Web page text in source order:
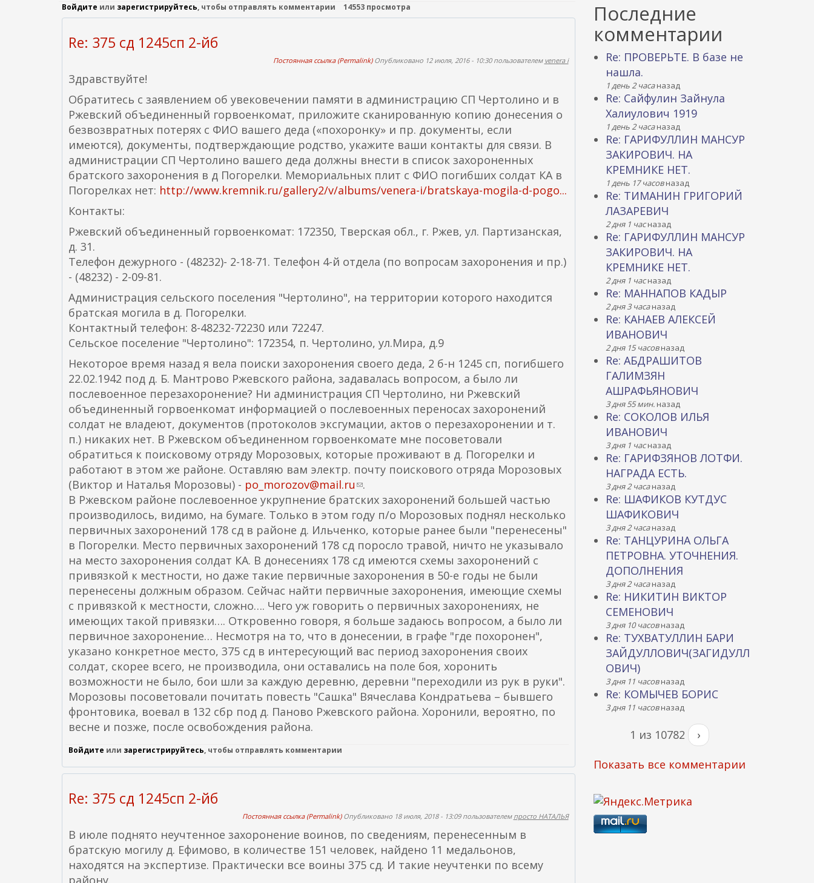
Войдите или зарегистрируйтесь, чтобы отправлять комментарии 14553 просмотра
Re: 375 сд 1245сп 2-йб
Постоянная ссылка (Permalink)Опубликовано 12 июля, 2016 - 10:30 пользователем venera i
Здравствуйте!
Обратитесь с заявлением об увековечении памяти в администрацию СП Чертолино и в
Ржевский объединенный горвоенкомат, приложите сканированную копию донесения о
безвозвратных потерях с ФИО вашего деда («похоронку» и пр. документы, если
имеются), документы, подтверждающие родство, укажите ваши контакты для связи. В
администрации СП Чертолино вашего деда должны внести в список захороненных
братского захоронения в д Погорелки. Мемориальных плит с ФИО погибших солдат КА в
Погорелках нет: http://www.kremnik.ru/gallery2/v/albums/venera-i/bratskaya-mogila-d-pogo...
Контакты:
Ржевский объединенный горвоенкомат: 172350, Тверская обл., г. Ржев, ул. Партизанская,
д. 31.
Телефон дежурного - (48232)- 2-18-71. Телефон 4-й отдела (по вопросам захоронения и пр.)
- (48232) - 2-09-81.
Администрация сельского поселения "Чертолино", на территории которого находится
братская могила в д. Погорелки.
Контактный телефон: 8-48232-72230 или 72247.
Сельское поселение "Чертолино": 172354, п. Чертолино, ул.Мира, д.9
Некоторое время назад я вела поиски захоронения своего деда, 2 б-н 1245 сп, погибшего
22.02.1942 под д. Б. Мантрово Ржевского района, задавалась вопросом, а было ли
послевоенное перезахоронение? Ни администрация СП Чертолино, ни Ржевский
объединенный горвоенкомат информацией о послевоенных переносах захоронений
солдат не владеют, документов (протоколов эксгумации, актов о перезахоронении и т.
п.) никаких нет. В Ржевском объединенном горвоенкомате мне посоветовали
обратиться к поисковому отряду Морозовых, которые проживают в д. Погорелки и
работают в этом же районе. Оставляю вам электр. почту поискового отряда Морозовых
(Виктор и Наталья Морозовы) - po_morozov@mail.ru(
с
с
ы
л
к
а
д
л
я
о
т
п
р
а
в
m
l
)
.
В Ржевском районе послевоенное укрупнение братских захоронений большей частью
производилось, видимо, на бумаге. Только в этом году п/о Морозовых поднял несколько
первичных захоронений 178 сд в районе д. Ильченко, которые ранее были "перенесены"
в Погорелки. Место первичных захоронений 178 сд поросло травой, ничто не указывало
на место захоронения солдат КА. В донесениях 178 сд имеются схемы захоронений с
привязкой к местности, но даже такие первичные захоронения в 50-е годы не были
перенесены должным образом. Сейчас найти первичные захоронения, имеющие схемы
с привязкой к местности, сложно…. Чего уж говорить о первичных захоронениях, не
имеющих такой привязки…. Откровенно говоря, я больше задаюсь вопросом, а было ли
первичное захоронение… Несмотря на то, что в донесении, в графе "где похоронен",
указано конкретное место, 375 сд в интересующий вас период захоронения своих
солдат, скорее всего, не производила, они оставались на поле боя, хоронить
возможности не было, бои шли за каждую деревню, деревни "переходили из рук в руки".
Морозовы посоветовали почитать повесть "Сашка" Вячеслава Кондратьева – бывшего
фронтовика, воевал в 132 сбр под д. Паново Ржевского района. Хоронили, вероятно, по
весне и позже, после освобождения района.
Войдите или зарегистрируйтесь, чтобы отправлять комментарии
Re: 375 сд 1245сп 2-йб
Постоянная ссылка (Permalink)Опубликовано 18 июля, 2018 - 13:09 пользователем просто НАТАЛЬЯ
В июле поднято неучтенное захоронение воинов, по сведениям, перенесенным в
братскую могилу д. Ефимово, в количестве 151 человек, найдено 11 медальонов,
находятся на экспертизе. Практически все воины 375 сд. И такие неучтенки по всему
району.
Последние
комментарии
Re: ПРОВЕРЬТЕ. В базе не
нашла.
1 день 2 часаназад
Re: Сайфулин Зайнула
Халиулович 1919
1 день 2 часаназад
Re: ГАРИФУЛЛИН МАНСУР
ЗАКИРОВИЧ. НА
КРЕМНИКЕ НЕТ.
1 день 17 часовназад
Re: ТИМАНИН ГРИГОРИЙ
ЛАЗАРЕВИЧ
2 дня 1 часназад
Re: ГАРИФУЛЛИН МАНСУР
ЗАКИРОВИЧ. НА
КРЕМНИКЕ НЕТ.
2 дня 1 часназад
Re: МАННАПОВ КАДЫР
2 дня 3 часаназад
Re: КАНАЕВ АЛЕКСЕЙ
ИВАНОВИЧ
2 дня 15 часовназад
Re: АБДРАШИТОВ
ГАЛИМЗЯН
АШРАФЬЯНОВИЧ
3 дня 55 мин.назад
Re: СОКОЛОВ ИЛЬЯ
ИВАНОВИЧ
3 дня 1 часназад
Re: ГАРИФЗЯНОВ ЛОТФИ.
НАГРАДА ЕСТЬ.
3 дня 2 часаназад
Re: ШАФИКОВ КУТДУС
ШАФИКОВИЧ
3 дня 2 часаназад
Re: ТАНЦУРИНА ОЛЬГА
ПЕТРОВНА. УТОЧНЕНИЯ.
ДОПОЛНЕНИЯ
3 дня 2 часаназад
Re: НИКИТИН ВИКТОР
СЕМЕНОВИЧ
3 дня 10 часовназад
Re: ТУХВАТУЛЛИН БАРИ
ЗАЙДУЛЛОВИЧ(ЗАГИДУЛЛ
ОВИЧ)
3 дня 11 часовназад
Re: КОМЫЧЕВ БОРИС
3 дня 11 часовназад
1 из 10782 ›
Показать все комментарии